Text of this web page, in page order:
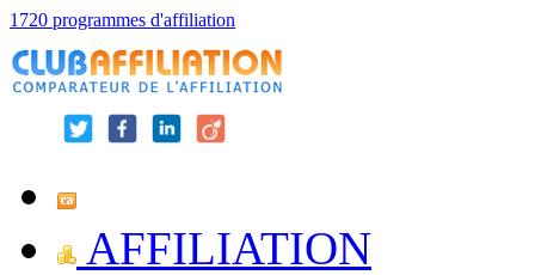
1720 programmes d'affiliation
AFFILIATION